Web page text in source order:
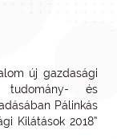
új gazdasági
tudomány- és
Pálinkás
Kilátások 2018”